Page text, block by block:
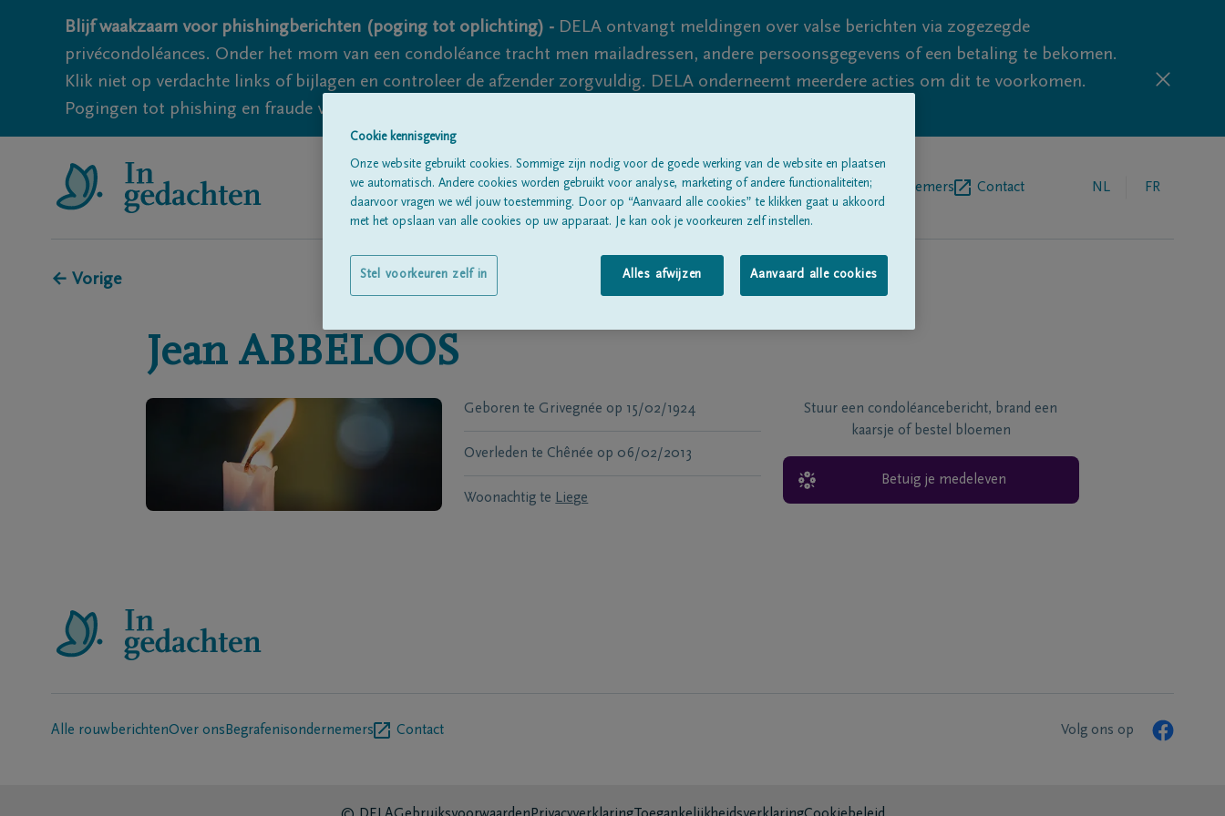
Blijf waakzaam voor phishingberichten (poging tot oplichting) - DELA ontvangt meldingen over valse berichten via zogezegde
privécondoléances. Onder het mom van een condoléance tracht men mailadressen, andere persoonsgegevens of een betaling te bekomen.
Klik niet op verdachte links of bijlagen en controleer de afzender zorgvuldig. DELA onderneemt meerdere acties om dit te voorkomen.
Pogingen tot phishing en fraude vallen echter nooit volledig uit te sluiten, dus blijf waakzaam.
Alle rouwberichten Over onsBegrafenisondernemers Contact NL FR
← Vorige
Jean ABBELOOS
Geboren te Grivegnée op 15/02/1924
Overleden te Chênée op 06/02/2013
Woonachtig te Liege
Stuur een condoléancebericht, brand een
kaarsje of bestel bloemen
Betuig je medeleven
Alle rouwberichtenOver ons Begrafenisondernemers Contact Volg ons op
Cookie kennisgeving
Onze website gebruikt cookies. Sommige zijn nodig voor de goede werking van de website en plaatsen
we automatisch. Andere cookies worden gebruikt voor analyse, marketing of andere functionaliteiten;
daarvoor vragen we wél jouw toestemming. Door op “Aanvaard alle cookies” te klikken gaat u akkoord
met het opslaan van alle cookies op uw apparaat. Je kan ook je voorkeuren zelf instellen.
Alles afwijzen Aanvaard alle cookies
Stel voorkeuren zelf in